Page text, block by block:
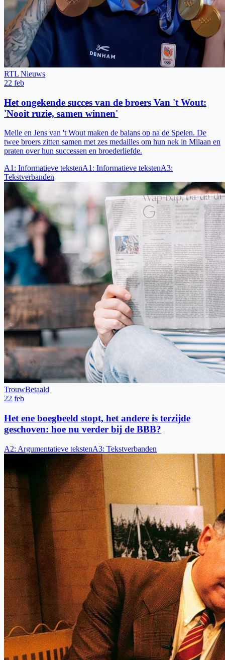
RTL Nieuws
22 feb
Het ongekende succes van de broers Van 't Wout:
'Nooit ruzie, samen winnen'
Melle en Jens van 't Wout maken de balans op na de Spelen. De
twee broers zitten samen met zes medailles om hun nek in Milaan en
praten over hun successen en broederliefde.
A1: Informatieve tekstenA1: Informatieve tekstenA3:
Tekstverbanden
TrouwBetaald
22 feb
Het ene boegbeeld stopt, het andere is terzijde
geschoven: hoe nu verder bij de BBB?
A2: Argumentatieve tekstenA3: Tekstverbanden